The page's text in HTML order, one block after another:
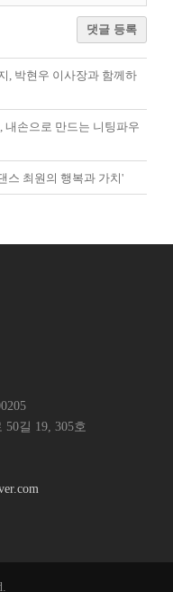
댓글 등록
, 박현우 이사장과 함께하
내손으로 만드는 니팅파우
스 최원의 행복과 가치'
길 19, 305호